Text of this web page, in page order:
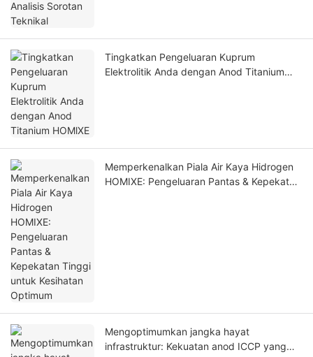
Tingkatkan Pengeluaran Kuprum
Elektrolitik Anda dengan Anod Titanium
Memperkenalkan Piala Air Kaya Hidrogen
HOMIXE: Pengeluaran Pantas & Kepekatan
Mengoptimumkan jangka hayat
infrastruktur: Kekuatan anod ICCP yang